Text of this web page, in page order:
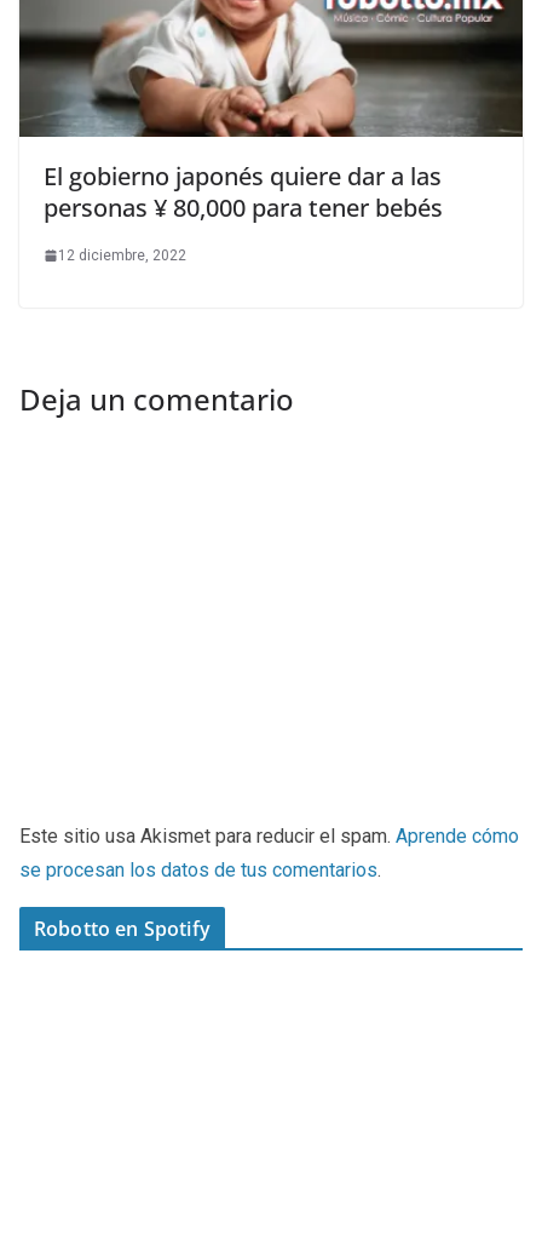
El gobierno japonés quiere dar a las
personas ¥ 80,000 para tener bebés
12 diciembre, 2022
Deja un comentario
Este sitio usa Akismet para reducir el spam. Aprende cómo
se procesan los datos de tus comentarios.
Robotto en Spotify